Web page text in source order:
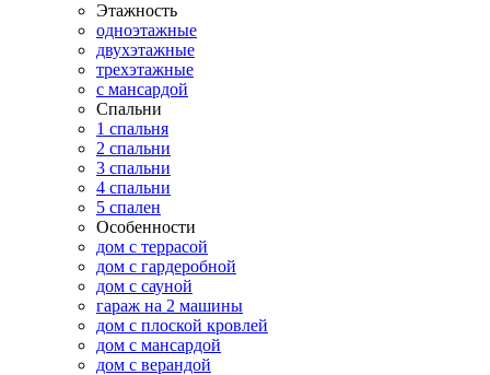
Этажность
одноэтажные
двухэтажные
трехэтажные
с мансардой
Спальни
1 спальня
2 спальни
3 спальни
4 спальни
5 спален
Особенности
дом с террасой
дом с гардеробной
дом с сауной
гараж на 2 машины
дом с плоской кровлей
дом с мансардой
дом с верандой